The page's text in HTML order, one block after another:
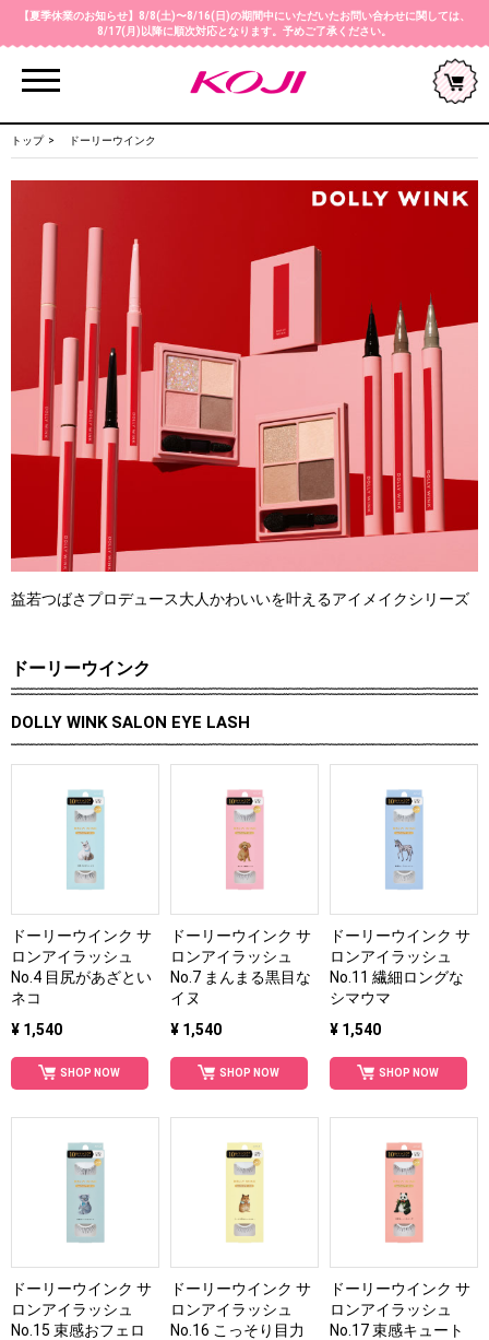
【夏季休業のお知らせ】8/8(土)〜8/16(日)の期間中にいただいたお問い合わせに関しては、
8/17(月)以降に順次対応となります。予めご了承ください。
Menu
トップ ドーリーウインク
益若つばさプロデュース大人かわいいを叶えるアイメイクシリーズ
ドーリーウインク
DOLLY WINK SALON EYE LASH
ドーリーウインク サ
ロンアイラッシュ
No.4 目尻があざとい
ネコ
¥ 1,540
SHOP NOW
ドーリーウインク サ
ロンアイラッシュ
No.7 まんまる黒目な
イヌ
¥ 1,540
SHOP NOW
ドーリーウインク サ
ロンアイラッシュ
No.11 繊細ロングな
シマウマ
¥ 1,540
SHOP NOW
ドーリーウインク サ
ロンアイラッシュ
No.15 束感おフェロ
ドーリーウインク サ
ロンアイラッシュ
No.16 こっそり目力
ドーリーウインク サ
ロンアイラッシュ
No.17 束感キュート